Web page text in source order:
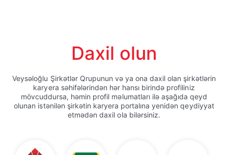
Daxil olun
Veysəloğlu Şirkətlər Qrupunun və ya ona daxil olan şirkətlərin
karyera səhifələrindən hər hansı birində profiliniz
mövcuddursa, həmin profil məlumatları ilə aşağıda qeyd
olunan istənilən şirkətin karyera portalına yenidən qeydiyyat
etmədən daxil ola bilərsiniz.